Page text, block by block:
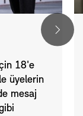
18'e
üyelerin
mesaj